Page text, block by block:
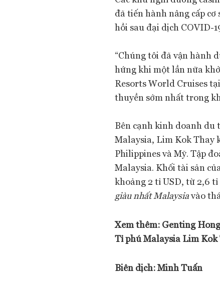
đã tiến hành nâng cấp
hồi sau đại dịch COVID-
“Chúng tôi đã vận hành
hứng khi một lần nữa
Resorts World Cruises
thuyền sớm nhất trong
Bên cạnh kinh doanh du
Malaysia, Lim Kok Thay
Philippines và Mỹ. Tập
Malaysia. Khối tài sản
khoảng 2 tỉ USD, từ 2,6 tỉ
giàu nhất Malaysiavào
Xem thêm: Genting
Tỉ phú Malaysia Lim
Biên dịch:Minh Tuấn